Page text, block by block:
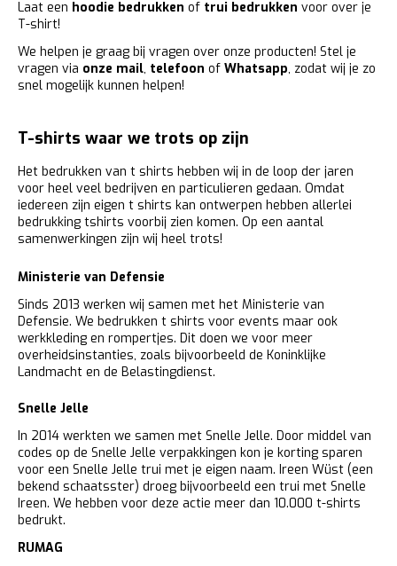
Laat een hoodie bedrukken of trui bedrukken voor over je
T-shirt!
We helpen je graag bij vragen over onze producten! Stel je
vragen via onze mail, telefoon of Whatsapp, zodat wij je zo
snel mogelijk kunnen helpen!
T-shirts waar we trots op zijn
Het bedrukken van t shirts hebben wij in de loop der jaren
voor heel veel bedrijven en particulieren gedaan. Omdat
iedereen zijn eigen t shirts kan ontwerpen hebben allerlei
bedrukking tshirts voorbij zien komen. Op een aantal
samenwerkingen zijn wij heel trots!
Ministerie van Defensie
Sinds 2013 werken wij samen met het Ministerie van
Defensie. We bedrukken t shirts voor events maar ook
werkkleding en rompertjes. Dit doen we voor meer
overheidsinstanties, zoals bijvoorbeeld de Koninklijke
Landmacht en de Belastingdienst.
Snelle Jelle
In 2014 werkten we samen met Snelle Jelle. Door middel van
codes op de Snelle Jelle verpakkingen kon je korting sparen
voor een Snelle Jelle trui met je eigen naam. Ireen Wüst (een
bekend schaatsster) droeg bijvoorbeeld een trui met Snelle
Ireen. We hebben voor deze actie meer dan 10.000 t-shirts
bedrukt.
RUMAG